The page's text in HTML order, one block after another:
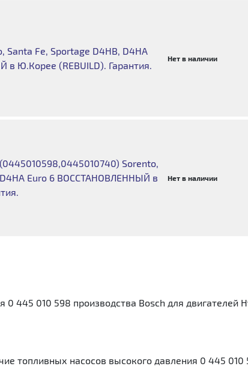
Fe, Sportage D4HB, D4HA
Ю.Корее (REBUILD). Гарантия.
Нет в наличии
Sorento,
D4HA Euro 6 ВОССТАНОВЛЕННЫЙ в
Нет в наличии
445 010 598 производства Bosch для двигателей
топливных насосов высокого давления 0 445